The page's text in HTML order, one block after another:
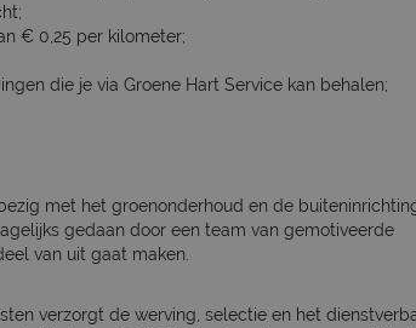
€ 0,25 per kilometer;
die je via Groene Hart Service kan behalen;
met het groenonderhoud en de
gedaan door een team van gemotiveerde
van uit gaat maken.
verzorgt de werving, selectie en het